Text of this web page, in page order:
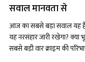
सवाल मानवता से
आज का सबसे बड़ा सवाल यह
यह नरसंहार जारी रखेगा?
सबसे बड़ी वार क्राइम की